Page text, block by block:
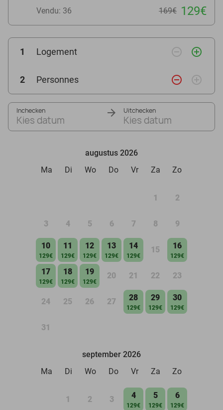
Vendu: 36 169€ 129€
1 Logement remove_circle_outline add_circle_outline
2 Personnes remove_circle_outline add_circle_outline
Inchecken
Kies datum
Uitchecken
Kies datum
augustus 2026
Ma
Di Wo Do Vr Za Zo
1 2
3 4 5 6 7 8 9
10
129€
11
129€
12
129€
13
129€
14
129€
15 16
129€
17
129€
18
129€
19
129€
20 21 22 23
24 25 26 27 28
129€
29
129€
30
129€
31
september 2026
Ma
Di Wo Do Vr Za Zo
1 2 3 4
129€
5
129€
6
129€